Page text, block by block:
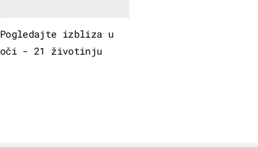
Pogledajte izbliza u
oči - 21 životinju